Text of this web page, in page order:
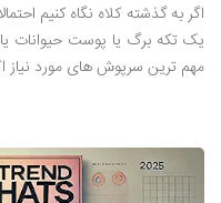
اگر به گذشته کلاه نگاه کنیم
یک تکه برگ یا پوست حیوانات
مهم ترین سرپوش های مورد نیاز